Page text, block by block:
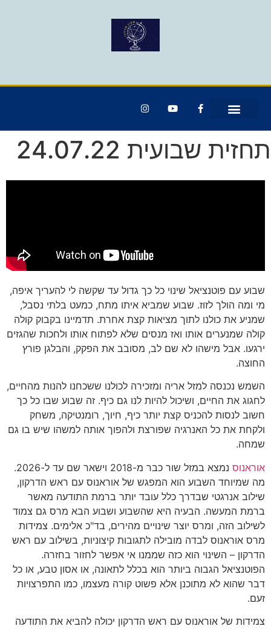
תחזית שבועית 24.07.22
שבוע עם פוטנציאל שינוי כל כך גדול עד שקשה לי להעריך איפה,
מי ומה הולך לזוז. שבוע שמביא איתו מתח, כמעט בלתי נסבל,
שמניע את כולנו לתוך מציאות קצת אחרת. תדמיינו בקבוק קולה
קולה שמנערים אותו ואז מנסים שלא לפתוח אותו ולחכות שהגזים
ירגעו. אבל מישהו לא שם לב, מסובב את הפקק, והבלגן פורץ
החוצה.
השמש נכנסה למזל אריה ומזכירה לכולנו ששכחנו להנות מהחיים,
לחגוג את החיים, ושיכול להיות לנו גם כיף. זה שבוע שבו כל כך
חשוב לנסות להכניס קצת יותר כיף, חיוך, רומנטיקה, משחק
ולקחת את כל האנרגיה שפורצת ולהפוך אותה למשהו שיש בו גם
שמחה.
אוראנוס
נמצא במזל שור כבר מ-2018 וישאר שם עד ל-2026.
מה שמיוחד השבוע הוא המפגש של אוראנוס עם ראש הדרקון,
שילוב אנרגטי שבדרך כלל עובד יותר ברמת התודעה מאשר
ברמת המעשה. הבעיה היא שהשבוע ושבוע הבא מרס גם צמוד
לשילוב הזה, ומרס יוצר שינויים מהירים, בד"כ אלימים. צמידות
מרס אוראנוס לבדה מובילה לתגובות קיצוניות, בשילוב עם ראש
הדרקון – השינוי הוא כזה שממנו אי אפשר לחזור בחזרה.
הפוטנציאל הגבוה ביותר הוא בכלל לתאונה, או אסון טבע, או כל
דבר שהוא לא מתוכנן אלא פשוט קורה מעצמו, כמו התפרצויות
זעם.
צמידות של אוראנוס עם ראש הדרקון יכולה להביא את התודעה